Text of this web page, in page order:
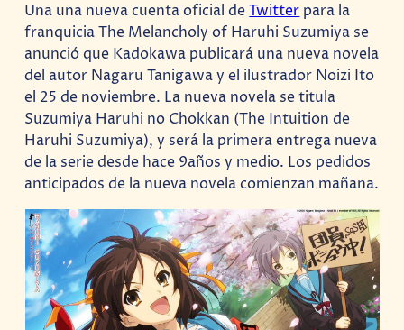
Una una nueva cuenta oficial deTwitter para la
franquicia The Melancholy of Haruhi Suzumiya se
anunció que Kadokawa publicará una nueva novela
del autor Nagaru Tanigawa y el ilustrador Noizi Ito
el 25 de noviembre. La nueva novela se titula
Suzumiya Haruhi no Chokkan (The Intuition de
Haruhi Suzumiya), y será la primera entrega nueva
de la serie desde hace 9años y medio. Los pedidos
anticipados de la nueva novela comienzan mañana.